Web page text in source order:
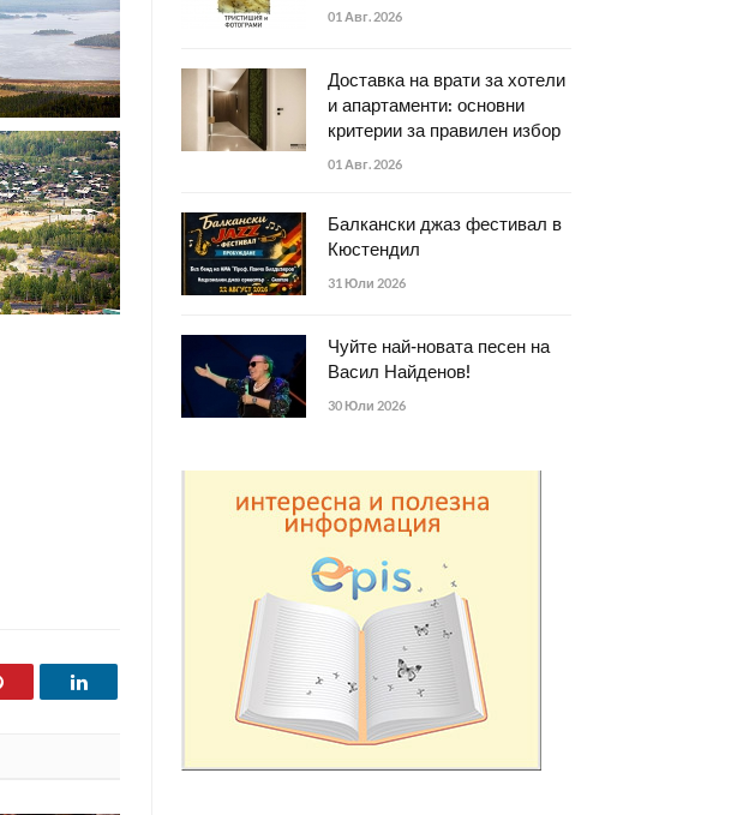
Pinterest LinkedIn
01 Авг. 2026
Доставка на врати за хотели
и апартаменти: основни
критерии за правилен избор
01 Авг. 2026
Балкански джаз фестивал в
Кюстендил
31 Юли 2026
Чуйте най-новата песен на
Васил Найденов!
30 Юли 2026